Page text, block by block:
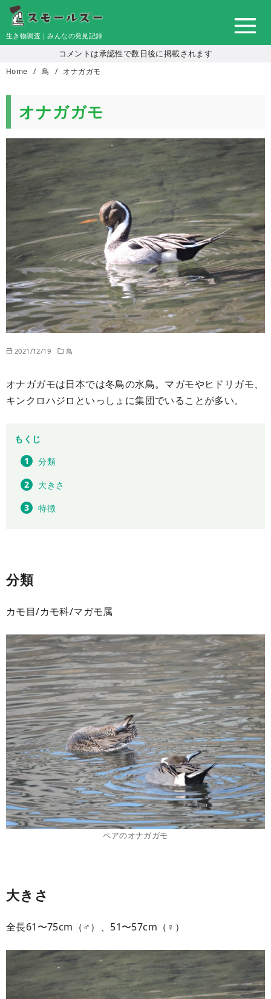
コ
テ
ツ
生き物調査｜みんなの発見記録
コメントは承認性で数日後に掲載されます
Home 鳥 オナガガモ
オナガガモ
2021/12/19 鳥
オナガガモは日本では冬鳥の水鳥。マガモやヒドリガモ、
キンクロハジロといっしょに集団でいることが多い。
もくじ
分類
大きさ
特徴
分類
カモ目/カモ科/マガモ属
ペアのオナガガモ
大きさ
全長61〜75cm（♂）、51〜57cm（♀）